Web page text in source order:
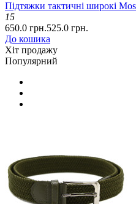
Підтяжки тактичні широкі
15
650.0 грн.525.0 грн.
До кошика
Хіт продажу
Популярний